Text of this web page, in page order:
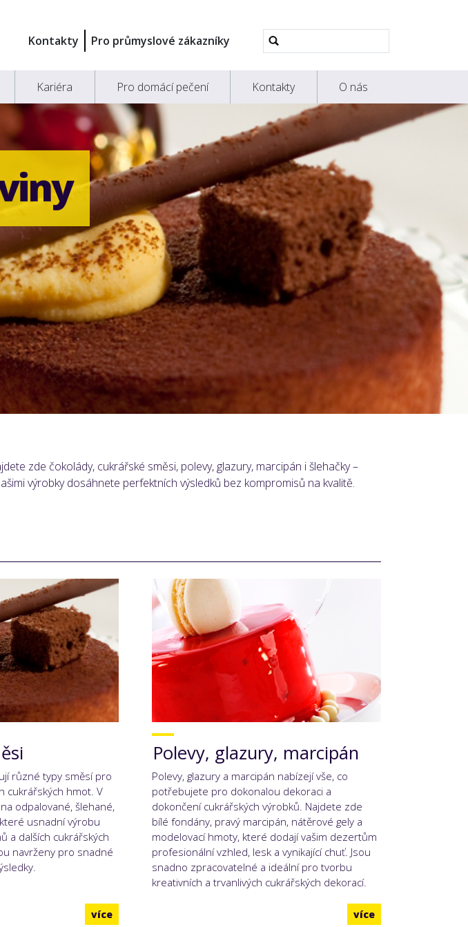
Kontakty Pro průmyslové zákazníky
Pokročilé
vyhledávání...
Kariéra Pro domácí pečení Kontakty O nás
zde čokolády, cukrářské směsi, polevy, glazury, marcipán i šlehačky –
výrobky dosáhnete perfektních výsledků bez kompromisů na kvalitě.
různé typy směsí pro
cukrářských hmot. V
odpalované, šlehané,
usnadní výrobu
a dalších cukrářských
navrženy pro snadné
více
Polevy, glazury, marcipán
Polevy, glazury a marcipán nabízejí vše, co
potřebujete pro dokonalou dekoraci a
dokončení cukrářských výrobků. Najdete zde
bílé fondány, pravý marcipán, nátěrové gely a
modelovací hmoty, které dodají vašim dezertům
profesionální vzhled, lesk a vynikající chuť. Jsou
snadno zpracovatelné a ideální pro tvorbu
kreativních a trvanlivých cukrářských dekorací.
více